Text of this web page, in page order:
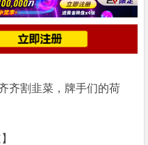
齐割韭菜，牌手们的荷